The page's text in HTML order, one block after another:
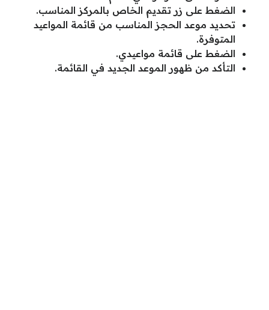
الضغط على زر تقديم الخاص بالمركز المناسب.
تحديد موعد الحجز المناسب من قائمة المواعيد
المتوفرة.
الضغط على قائمة مواعيدي.
التأكد من ظهور الموعد الجديد في القائمة.